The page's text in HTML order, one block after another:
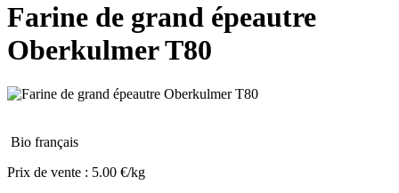
Farine de grand épeautre
Oberkulmer T80
Bio français
Prix de vente : 5.00 €/kg